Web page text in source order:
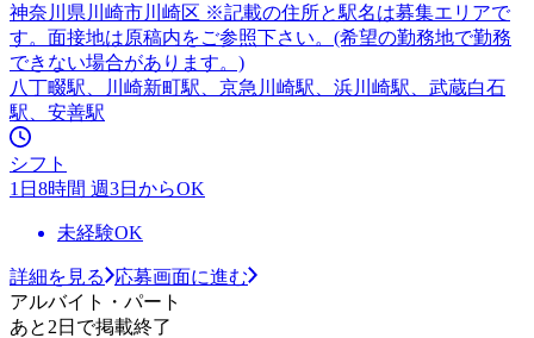
神奈川県川崎市川崎区 ※記載の住所と駅名は募集エリアで
す。面接地は原稿内をご参照下さい。(希望の勤務地で勤務
できない場合があります。)
八丁畷駅、川崎新町駅、京急川崎駅、浜川崎駅、武蔵白石
駅、安善駅
シフト
1日8時間 週3日からOK
未経験OK
詳細を見る
応募画面に進む
アルバイト・パート
あと2日で掲載終了